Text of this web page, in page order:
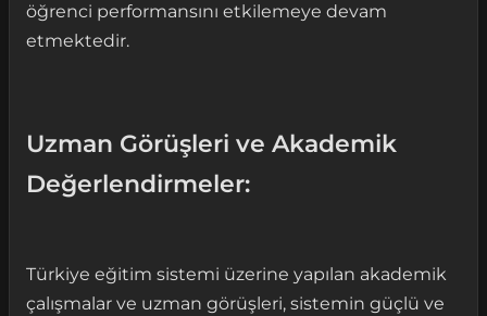
öğrenci performansını etkilemeye devam
etmektedir.
Uzman Görüşleri ve Akademik
Değerlendirmeler:
Türkiye eğitim sistemi üzerine yapılan akademik
çalışmalar ve uzman görüşleri, sistemin güçlü ve